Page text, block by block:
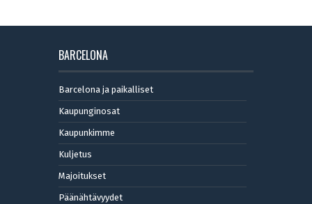
BARCELONA
Barcelona ja paikalliset
Kaupunginosat
Kaupunkimme
Kuljetus
Majoitukset
Päänähtävyydet